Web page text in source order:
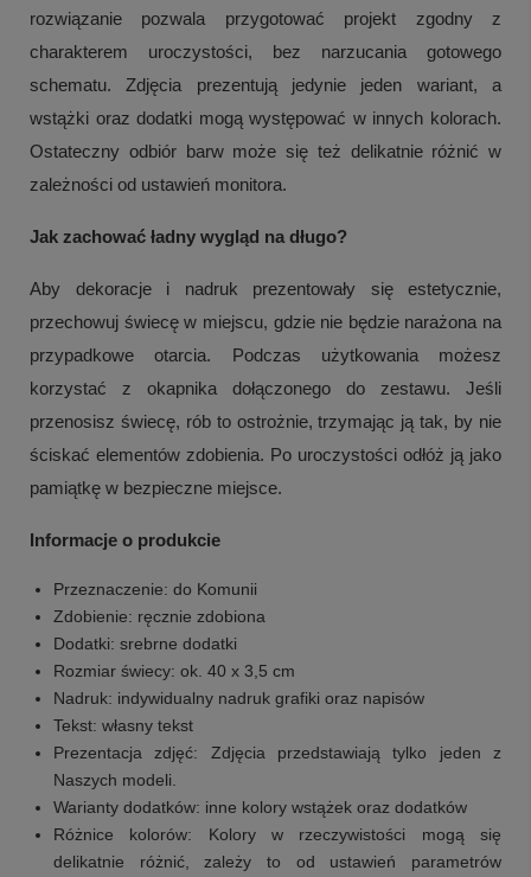
rozwiązanie pozwala przygotować projekt zgodny z
charakterem uroczystości, bez narzucania gotowego
schematu. Zdjęcia prezentują jedynie jeden wariant, a
wstążki oraz dodatki mogą występować w innych kolorach.
Ostateczny odbiór barw może się też delikatnie różnić w
zależności od ustawień monitora.
Jak zachować ładny wygląd na długo?
Aby dekoracje i nadruk prezentowały się estetycznie,
przechowuj świecę w miejscu, gdzie nie będzie narażona na
przypadkowe otarcia. Podczas użytkowania możesz
korzystać z okapnika dołączonego do zestawu. Jeśli
przenosisz świecę, rób to ostrożnie, trzymając ją tak, by nie
ściskać elementów zdobienia. Po uroczystości odłóż ją jako
pamiątkę w bezpieczne miejsce.
Informacje o produkcie
Przeznaczenie: do Komunii
Zdobienie: ręcznie zdobiona
Dodatki: srebrne dodatki
Rozmiar świecy: ok. 40 x 3,5 cm
Nadruk: indywidualny nadruk grafiki oraz napisów
Tekst: własny tekst
Prezentacja zdjęć: Zdjęcia przedstawiają tylko jeden z
Naszych modeli.
Warianty dodatków: inne kolory wstążek oraz dodatków
Różnice kolorów: Kolory w rzeczywistości mogą się
delikatnie różnić, zależy to od ustawień parametrów